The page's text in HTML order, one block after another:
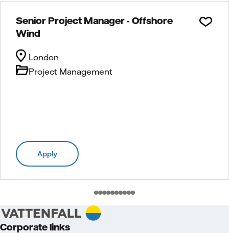
Senior Project Manager - Offshore
Wind
Project Management
London
Apply
Corporate links